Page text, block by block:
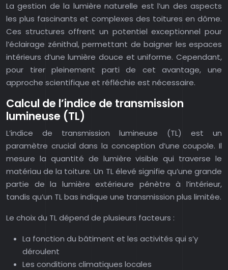
La gestion de la lumière naturelle est l’un des aspects
les plus fascinants et complexes des toitures en dôme.
Ces structures offrent un potentiel exceptionnel pour
l’éclairage zénithal, permettant de baigner les espaces
intérieurs d’une lumière douce et uniforme. Cependant,
pour tirer pleinement parti de cet avantage, une
approche scientifique et réfléchie est nécessaire.
Calcul de l’indice de transmission
lumineuse (TL)
L’indice de transmission lumineuse (TL) est un
paramètre crucial dans la conception d’une coupole. Il
mesure la quantité de lumière visible qui traverse le
matériau de la toiture. Un TL élevé signifie qu’une grande
partie de la lumière extérieure pénètre à l’intérieur,
tandis qu’un TL bas indique une transmission plus limitée.
Le choix du TL dépend de plusieurs facteurs :
La fonction du bâtiment et les activités qui s’y
déroulent
Les conditions climatiques locales